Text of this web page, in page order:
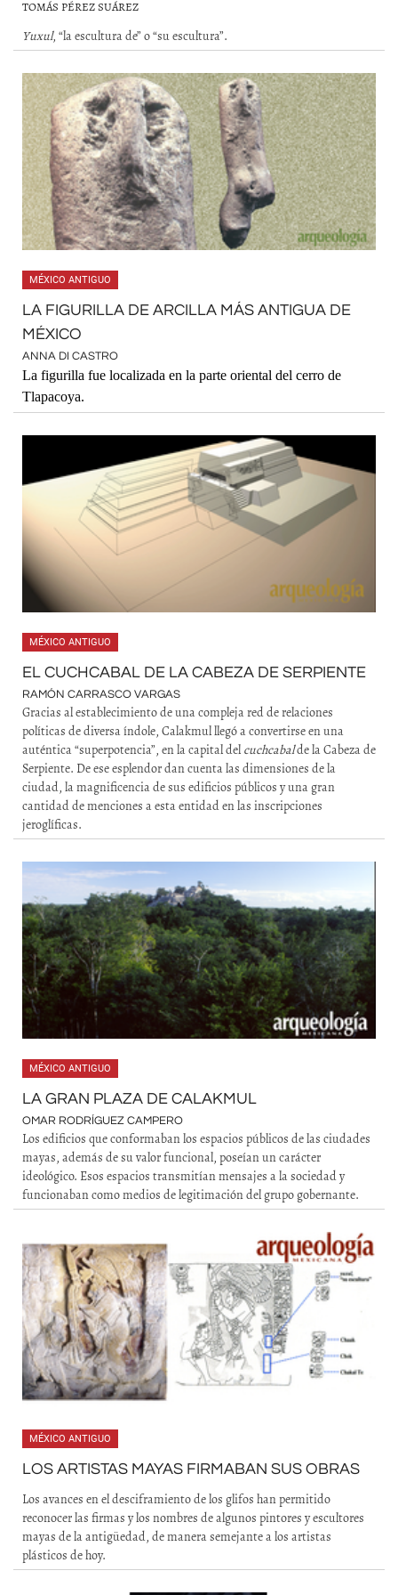
TOMÁS PÉREZ SUÁREZ
Yuxul, “la escultura de” o “su escultura”.
MÉXICO ANTIGUO
LA FIGURILLA DE ARCILLA MÁS ANTIGUA DE
MÉXICO
ANNA DI CASTRO
La figurilla fue localizada en la parte oriental del cerro de
Tlapacoya.
MÉXICO ANTIGUO
EL CUCHCABAL DE LA CABEZA DE SERPIENTE
RAMÓN CARRASCO VARGAS
Gracias al establecimiento de una compleja red de relaciones
políticas de diversa índole, Calakmul llegó a convertirse en una
auténtica “superpotencia”, en la capital del cuchcabalde la Cabeza de
Serpiente. De ese esplendor dan cuenta las dimensiones de la
ciudad, la magnificencia de sus edificios públicos y una gran
cantidad de menciones a esta entidad en las inscripciones
jeroglíficas.
MÉXICO ANTIGUO
LA GRAN PLAZA DE CALAKMUL
OMAR RODRÍGUEZ CAMPERO
Los edificios que conformaban los espacios públicos de las ciudades
mayas, además de su valor funcional, poseían un carácter
ideológico. Esos espacios transmitían mensajes a la sociedad y
funcionaban como medios de legitimación del grupo gobernante.
MÉXICO ANTIGUO
LOS ARTISTAS MAYAS FIRMABAN SUS OBRAS
Los avances en el desciframiento de los glifos han permitido
reconocer las firmas y los nombres de algunos pintores y escultores
mayas de la antigüedad, de manera semejante a los artistas
plásticos de hoy.